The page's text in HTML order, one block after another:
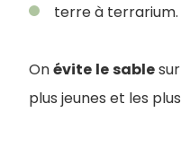
terre à terrarium.
Onévite lesable
plus jeunes et les